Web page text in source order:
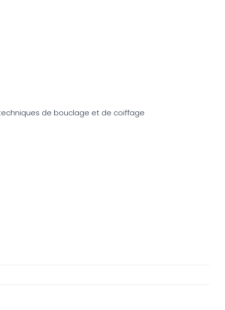
de bouclage et de coiffage